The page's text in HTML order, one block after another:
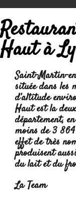
Haut à
Saint-Martin-
située dans les
d’altitude
Haut est la
département,
moins de 3 864
effet de très
produisent
du lait et du
La Team